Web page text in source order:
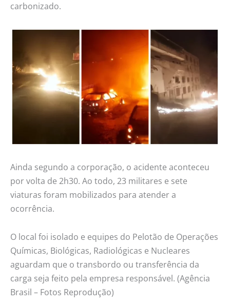
carbonizado.
Ainda segundo a corporação, o acidente aconteceu
por volta de 2h30. Ao todo, 23 militares e sete
viaturas foram mobilizados para atender a
ocorrência.
O local foi isolado e equipes do Pelotão de Operações
Químicas, Biológicas, Radiológicas e Nucleares
aguardam que o transbordo ou transferência da
carga seja feito pela empresa responsável. (Agência
Brasil – Fotos Reprodução)